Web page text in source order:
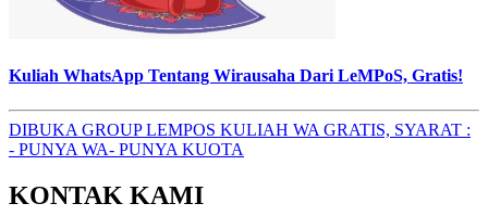
Kuliah WhatsApp Tentang Wirausaha Dari LeMPoS, Gratis!
DIBUKA GROUP LEMPOS KULIAH WA GRATIS, SYARAT :
- PUNYA WA- PUNYA KUOTA
KONTAK KAMI